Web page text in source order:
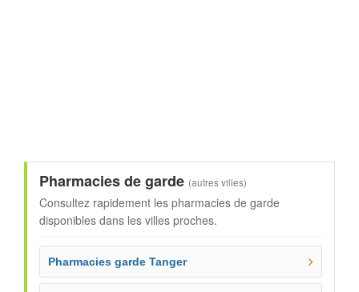
Pharmacies de garde (autres villes)
Consultez rapidement les pharmacies de garde
disponibles dans les villes proches.
Pharmacies garde Tanger